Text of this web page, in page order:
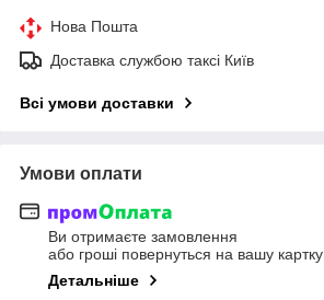
Нова Пошта
Доставка службою таксі Київ
Всі умови доставки
Умови оплати
Ви отримаєте замовлення
або гроші повернуться на вашу картку
Детальніше